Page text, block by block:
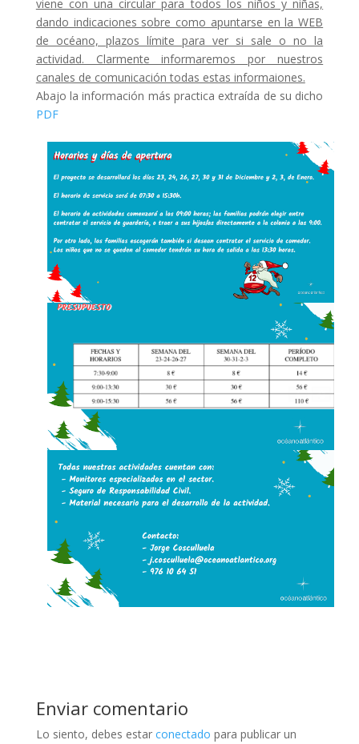
viene con una circular para todos los niños y niñas,
dando indicaciones sobre como apuntarse en la WEB
de océano, plazos límite para ver si sale o no la
actividad. Clarmente informaremos por nuestros
canales de comunicación todas estas informaiones.
Abajo la información más practica extraída de su dicho
PDF
Enviar comentario
Lo siento, debes estar conectado para publicar un